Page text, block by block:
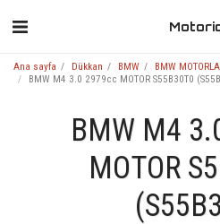
Ana sayfa Dükkan BMW
BMW
BMW M4 3.0 2979cc MOTOR S55B30T0
BMW M4
MOTOR